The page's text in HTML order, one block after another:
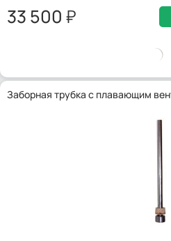
33 500
Заборная трубка с плавающим